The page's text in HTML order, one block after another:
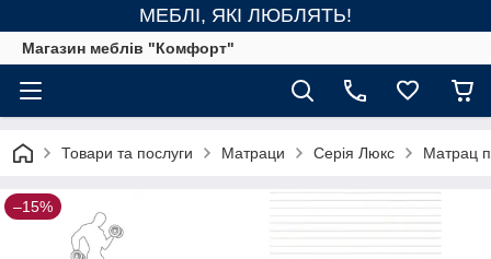
МЕБЛІ, ЯКІ ЛЮБЛЯТЬ!
Магазин меблів "Комфорт"
Товари та послуги Матраци Серія Люкс Матрац
–15%